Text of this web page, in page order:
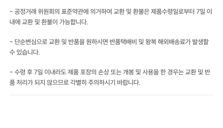
- 공정거래 위원회의 표준약관에 의거하여 교환 및 환불은 제품수령일로부터 7일 이
내에 교환 및 환불이 가능합니다.
- 단순변심으로 교환 및 반품을 원하시면 반품택배비 및 왕복 해외배송료가 발생할
수 있습니다.
- 수령 후 7일 이내라도 제품 포장의 손상 또는 개봉 및 사용을 한 경우는 교환 및 반
품 처리가 되지 않으므로 각별히 주의하시기 바랍니다.